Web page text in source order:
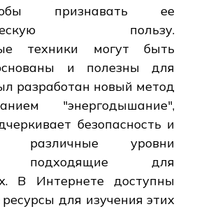
признавать ее
пользу.
техники могут быть
и полезны для
разработан новый метод
"энергодышание",
безопасность и
различные уровни
подходящие для
В Интернете доступны
для изучения этих